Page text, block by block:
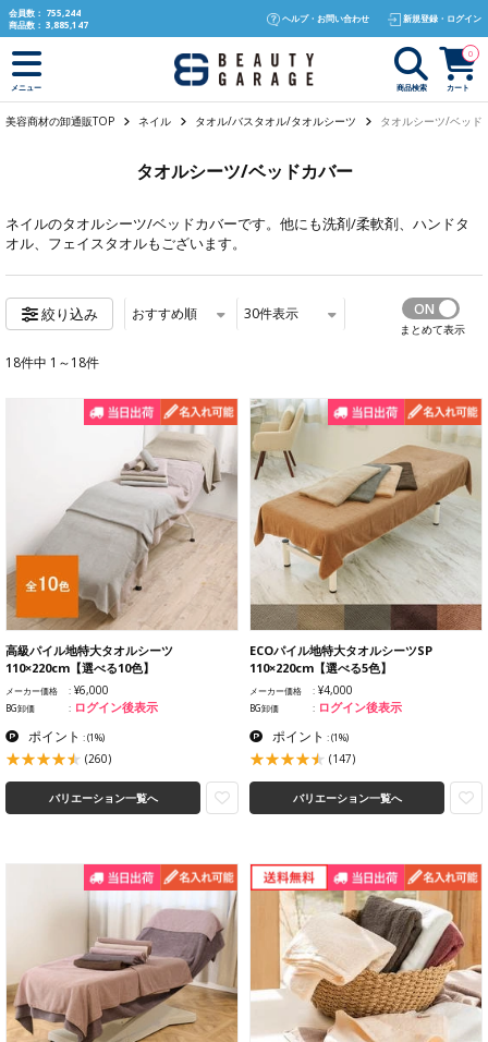
text.skipToContent
text.skipToNavigation
会員数： 755,244
商品数： 3,885,147
ヘルプ・お問い合わせ 新規登録・ログイン
メニュー 商品検索 カート
0
美容商材の卸通販TOP ネイル タオル/バスタオル/タオルシーツ タオルシーツ/ベッド
タオルシーツ/ベッドカバー
ネイルのタオルシーツ/ベッドカバーです。他にも洗剤/柔軟剤、 ハンドタ
オル、 フェイスタオルもございます。
絞り込み おすすめ順 30件表示
まとめて表示
18件中 1～18件
高級パイル地特大タオルシーツ
110×220cm【選べる10色】
メーカー価格 ¥6,000
BG卸価 ログイン後表示
ポイント :(1%)
(260)
バリエーション一覧へ
ECOパイル地特大タオルシーツSP
110×220cm【選べる5色】
メーカー価格 ¥4,000
BG卸価 ログイン後表示
ポイント :(1%)
(147)
バリエーション一覧へ